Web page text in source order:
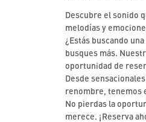
Descubre el sonido
melodías y
¿Estás buscando
busques más.
oportunidad de
Desde
renombre, tenemos
No pierdas la
merece. ¡Reserva